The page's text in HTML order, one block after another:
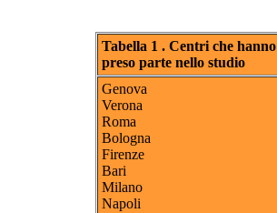
Tabella 1 . Centri che hanno
preso parte nello studio
Genova
Verona
Roma
Bologna
Firenze
Bari
Milano
Napoli